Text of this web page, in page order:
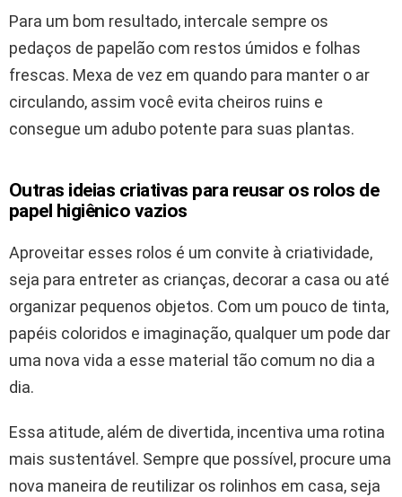
Para um bom resultado, intercale sempre os
pedaços de papelão com restos úmidos e folhas
frescas. Mexa de vez em quando para manter o ar
circulando, assim você evita cheiros ruins e
consegue um adubo potente para suas plantas.
Outras ideias criativas para reusar os rolos de
papel higiênico vazios
Aproveitar esses rolos é um convite à criatividade,
seja para entreter as crianças, decorar a casa ou até
organizar pequenos objetos. Com um pouco de tinta,
papéis coloridos e imaginação, qualquer um pode dar
uma nova vida a esse material tão comum no dia a
dia.
Essa atitude, além de divertida, incentiva uma rotina
mais sustentável. Sempre que possível, procure uma
nova maneira de reutilizar os rolinhos em casa, seja